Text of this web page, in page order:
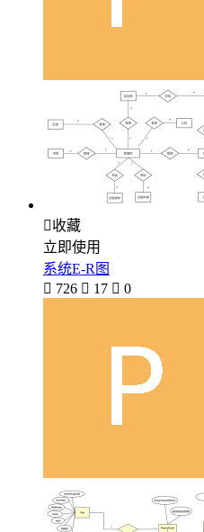
收藏
立即使用
系统E-R图
 726  17  0